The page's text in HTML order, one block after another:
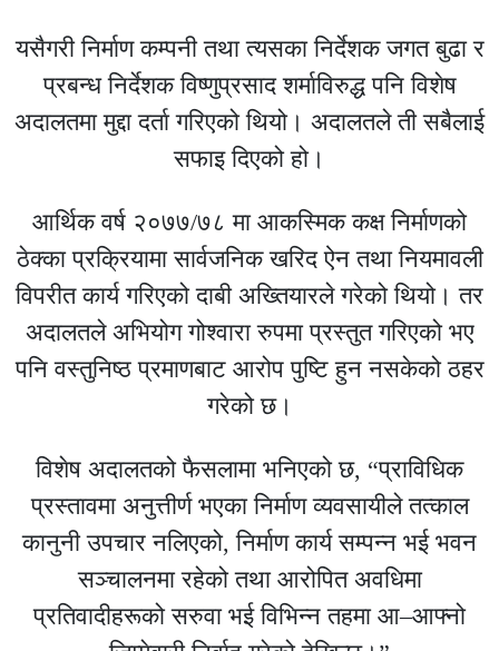
यसैगरी निर्माण कम्पनी तथा त्यसका निर्देशक जगत बुढा र
प्रबन्ध निर्देशक विष्णुप्रसाद शर्माविरुद्ध पनि विशेष
अदालतमा मुद्दा दर्ता गरिएको थियो। अदालतले ती सबैलाई
सफाइ दिएको हो।
आर्थिक वर्ष २०७७/७८ मा आकस्मिक कक्ष निर्माणको
ठेक्का प्रक्रियामा सार्वजनिक खरिद ऐन तथा नियमावली
विपरीत कार्य गरिएको दाबी अख्तियारले गरेको थियो। तर
अदालतले अभियोग गोश्वारा रुपमा प्रस्तुत गरिएको भए
पनि वस्तुनिष्ठ प्रमाणबाट आरोप पुष्टि हुन नसकेको ठहर
गरेको छ।
विशेष अदालतको फैसलामा भनिएको छ, “प्राविधिक
प्रस्तावमा अनुत्तीर्ण भएका निर्माण व्यवसायीले तत्काल
कानुनी उपचार नलिएको, निर्माण कार्य सम्पन्न भई भवन
सञ्चालनमा रहेको तथा आरोपित अवधिमा
प्रतिवादीहरूको सरुवा भई विभिन्न तहमा आ–आफ्नो